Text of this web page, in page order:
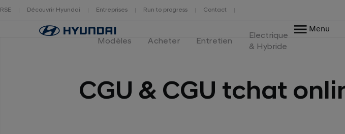
RSE Découvrir Hyundai Entreprises Run to progress Contact
Page
d'accueil
Modèles Acheter Entretien
Electrique
& Hybride
Menu
CGU & CGU tchat